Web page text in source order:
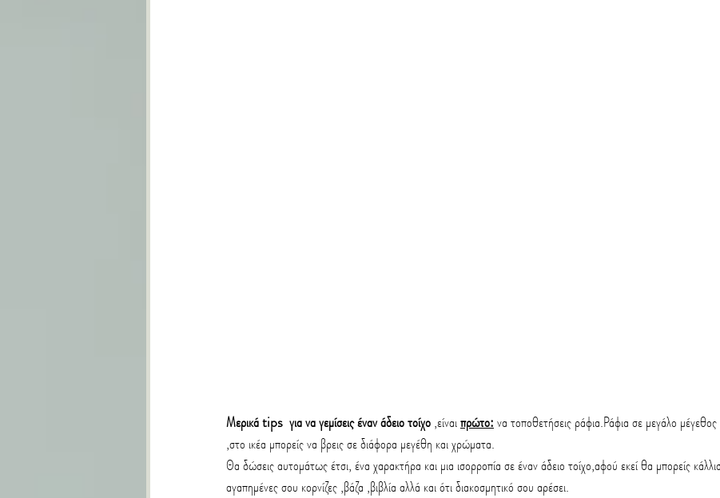
Μερικά tips  για να γεμίσεις έναν άδειο τοίχο ,είναι πρώτο: να τοποθετήσεις ράφια.Ράφια σε μεγάλο
,στο ικέα μπορείς να βρεις σε διάφορα μεγέθη και χρώματα.
Θα δώσεις αυτομάτως έτσι, ένα χαρακτήρα και μια ισορροπία σε έναν άδειο τοίχο,αφού εκεί θα μπορείς
αγαπημένες σου κορνίζες ,βάζα ,βιβλία αλλά και ότι διακοσμητικό σου αρέσει.